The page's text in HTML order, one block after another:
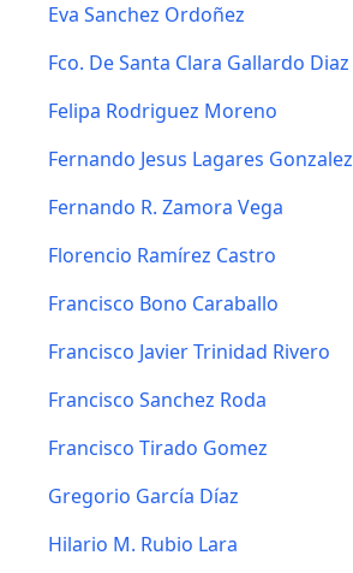
Eva Sanchez Ordoñez
Fco. De Santa Clara Gallardo Diaz
Felipa Rodriguez Moreno
Fernando Jesus Lagares Gonzalez
Fernando R. Zamora Vega
Florencio Ramírez Castro
Francisco Bono Caraballo
Francisco Javier Trinidad Rivero
Francisco Sanchez Roda
Francisco Tirado Gomez
Gregorio García Díaz
Hilario M. Rubio Lara